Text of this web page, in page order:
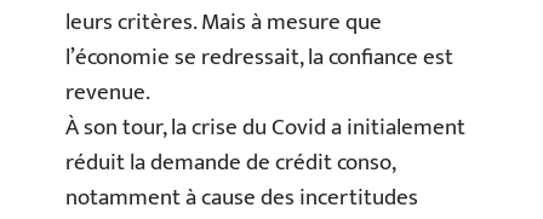
leurs critères. Mais à mesure que
l’économie se redressait, la confiance est
revenue.
À son tour, la crise du Covid a initialement
réduit la demande de crédit conso,
notamment à cause des incertitudes